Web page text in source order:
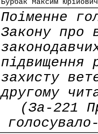
Бурбак Максим Юрійович
Поіменне
Закону про
підвищення
захисту
другому
(За-221